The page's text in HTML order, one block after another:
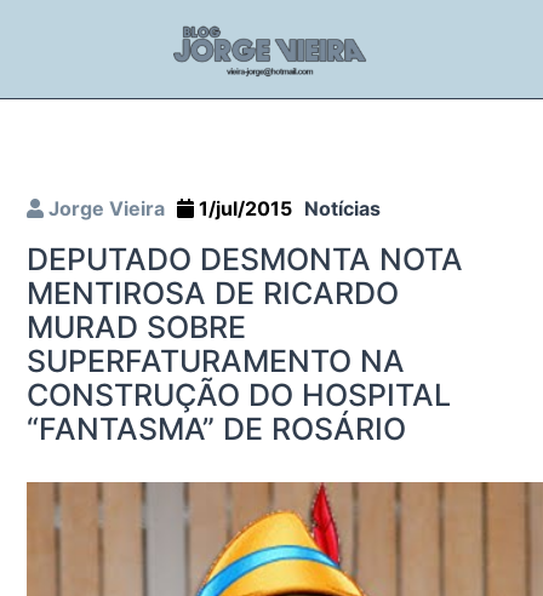
Jorge Vieira 1/jul/2015 Notícias
DEPUTADO DESMONTA NOTA
MENTIROSA DE RICARDO
MURAD SOBRE
SUPERFATURAMENTO NA
CONSTRUÇÃO DO HOSPITAL
“FANTASMA” DE ROSÁRIO